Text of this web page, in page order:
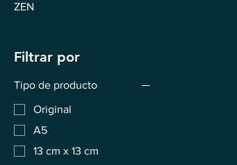
ZEN
Filtrar por
Tipo de producto
Original
A5
13 cm x 13 cm